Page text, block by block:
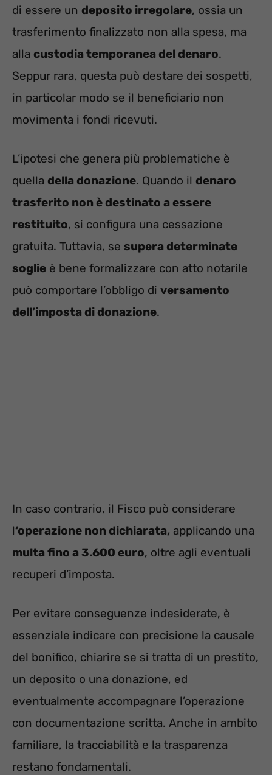
di essere un deposito irregolare, ossia un
trasferimento finalizzato non alla spesa, ma
alla custodia temporanea del denaro.
Seppur rara, questa può destare dei sospetti,
in particolar modo se il beneficiario non
movimenta i fondi ricevuti.
L’ipotesi che genera più problematiche è
quella della donazione. Quando il denaro
trasferito non è destinato a essere
restituito, si configura una cessazione
gratuita. Tuttavia, se supera determinate
soglie è bene formalizzare con atto notarile
può comportare l’obbligo di versamento
dell’imposta di donazione.
In caso contrario, il Fisco può considerare
l‘operazione non dichiarata, applicando una
multa fino a 3.600 euro, oltre agli eventuali
recuperi d’imposta.
Per evitare conseguenze indesiderate, è
essenziale indicare con precisione la causale
del bonifico, chiarire se si tratta di un prestito,
un deposito o una donazione, ed
eventualmente accompagnare l’operazione
con documentazione scritta. Anche in ambito
familiare, la tracciabilità e la trasparenza
restano fondamentali.